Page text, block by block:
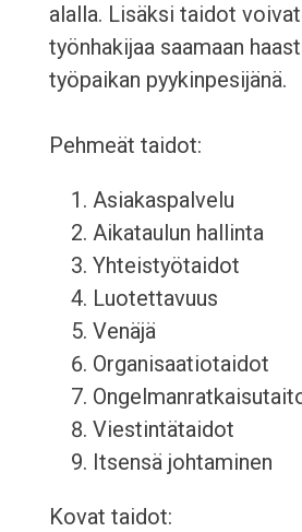
alalla. Lisäksi taidot
työnhakijaa saamaan
työpaikan pyykinpesijänä.
Pehmeät taidot:
Asiakaspalvelu
Aikataulun hallinta
Yhteistyötaidot
Luotettavuus
Venäjä
Organisaatiotaidot
Viestintätaidot
Itsensä johtaminen
Kovat taidot: